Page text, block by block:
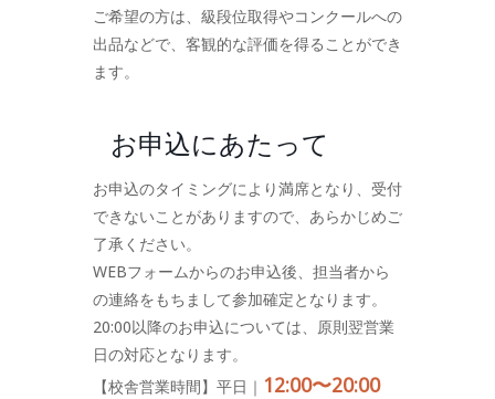
ご希望の方は、級段位取得やコンクールへの
出品などで、客観的な評価を得ることができ
ます。
お申込にあたって
お申込のタイミングにより満席となり、受付
できないことがありますので、あらかじめご
了承ください。
WEBフォームからのお申込後、担当者から
の連絡をもちまして参加確定となります。
20:00以降のお申込については、原則翌営業
日の対応となります。
【校舎営業時間】平日｜ 12:00〜20:00